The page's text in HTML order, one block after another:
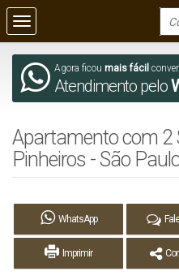
Agora ficou mais fácil
Atendimento pelo
Apartamento com 2
Pinheiros - São
WhatsApp
Imprimir